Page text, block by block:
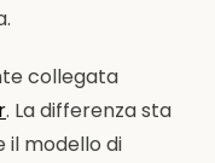
collegata
. La differenza sta
il modello di